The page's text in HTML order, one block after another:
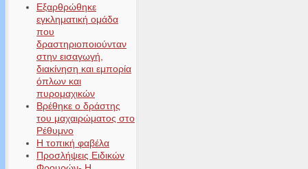
Εξαρθρώθηκε
εγκληματική ομάδα
που
δραστηριοποιούνταν
στην εισαγωγή,
διακίνηση και εμπορία
όπλων και
πυρομαχικών
Βρέθηκε ο δράστης
του μαχαιρώματος στο
Ρέθυμνο
Η τοπική φαβέλα
Προσλήψεις Ειδικών